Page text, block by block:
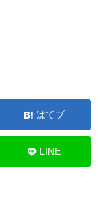
はてブ
LINE